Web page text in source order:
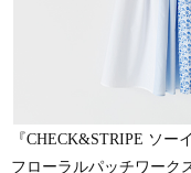
『CHECK&STRIPE ソー
フローラルパッチワーク